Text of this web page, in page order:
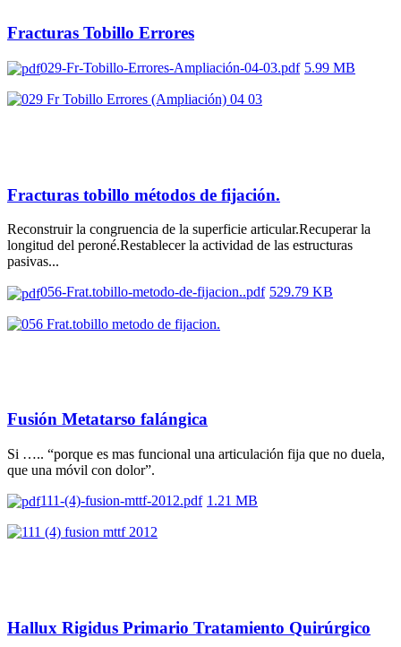
Fracturas Tobillo Errores
029-Fr-Tobillo-Errores-Ampliación-04-03.pdf 5.99 MB
Fracturas tobillo métodos de fijación.
Reconstruir la congruencia de la superficie articular.Recuperar la
longitud del peroné.Restablecer la actividad de las estructuras
pasivas...
056-Frat.tobillo-metodo-de-fijacion..pdf 529.79 KB
Fusión Metatarso falángica
Si ….. “porque es mas funcional una articulación fija que no duela,
que una móvil con dolor”.
111-(4)-fusion-mttf-2012.pdf 1.21 MB
Hallux Rigidus Primario Tratamiento Quirúrgico